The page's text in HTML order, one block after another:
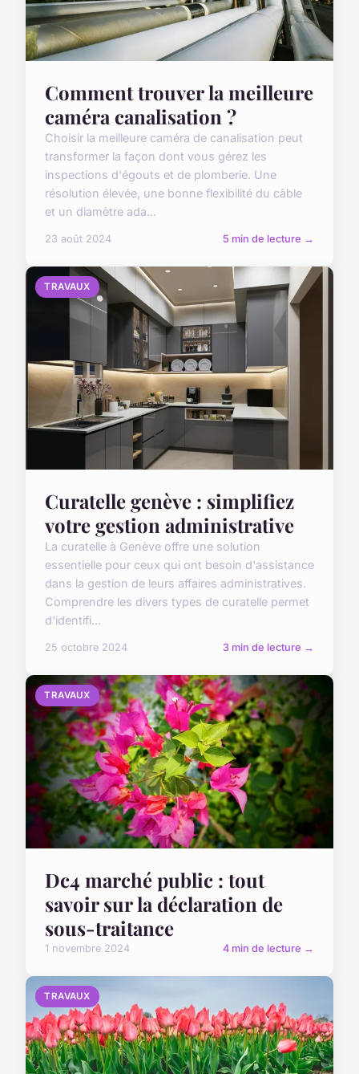
Comment trouver la meilleure
caméra canalisation ?
Choisir la meilleure caméra de canalisation peut
transformer la façon dont vous gérez les
inspections d'égouts et de plomberie. Une
résolution élevée, une bonne flexibilité du câble
et un diamètre ada...
23 août 2024 5 min de lecture →
TRAVAUX
Curatelle genève : simplifiez
votre gestion administrative
La curatelle à Genève offre une solution
essentielle pour ceux qui ont besoin d'assistance
dans la gestion de leurs affaires administratives.
Comprendre les divers types de curatelle permet
d'identifi...
25 octobre 2024 3 min de lecture →
TRAVAUX
Dc4 marché public : tout
savoir sur la déclaration de
sous-traitance
1 novembre 2024 4 min de lecture →
TRAVAUX